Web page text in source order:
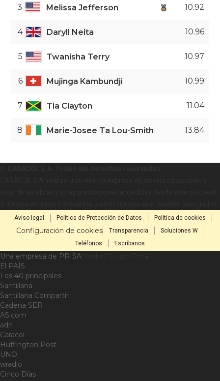
3 Melissa Jefferson 10.92
4 Daryll Neita 10.96
5 Twanisha Terry 10.97
6 Mujinga Kambundji 10.99
7 Tia Clayton 11.04
8 Marie-Josee Ta Lou-Smith 13.84
Aviso legal Política de Protección de Datos Política de cookies
Configuración de cookies Transparencia
Soluciones W
Teléfonos
Escríbanos
Una empresa de PRISA
El PAÍS
Los 40 principales
Santillana
Santillana Compartir
Cadena SER
AS.com
adn
Caracol
Huffington Post
UNO
wradio
Cinco Días